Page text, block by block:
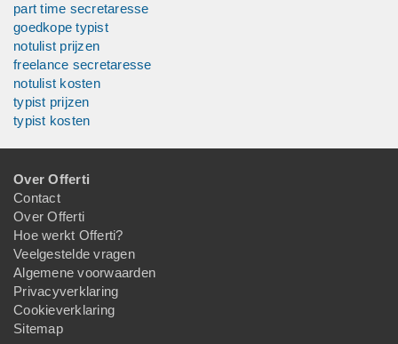
part time secretaresse
goedkope typist
notulist prijzen
freelance secretaresse
notulist kosten
typist prijzen
typist kosten
Over Offerti
Contact
Over Offerti
Hoe werkt Offerti?
Veelgestelde vragen
Algemene voorwaarden
Privacyverklaring
Cookieverklaring
Sitemap